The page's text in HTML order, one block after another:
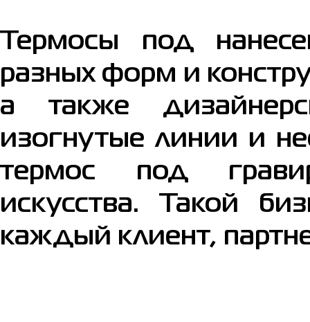
Термосы под
разных форм и
а также
изогнутые линии и
термос под
искусства. Такой
каждый клиент,